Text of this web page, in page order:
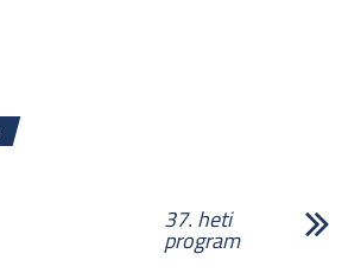
37. heti
program